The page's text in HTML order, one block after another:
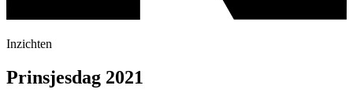
Inzichten
Prinsjesdag 2021